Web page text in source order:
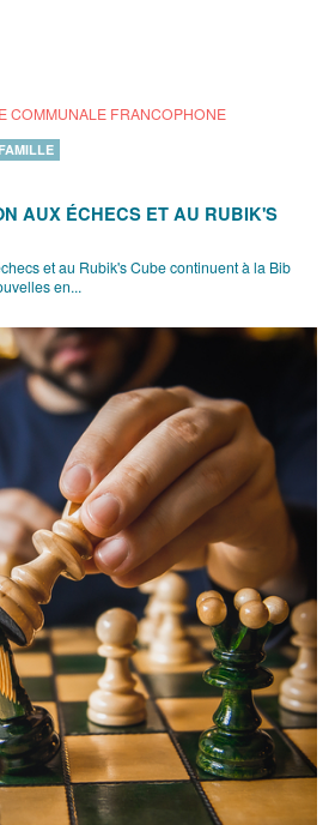
COMMUNALE FRANCOPHONE
FAMILLE
AUX ÉCHECS ET AU RUBIK'S
et au Rubik's Cube continuent à la Bib
en...